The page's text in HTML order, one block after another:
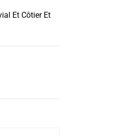
Et Côtier Et